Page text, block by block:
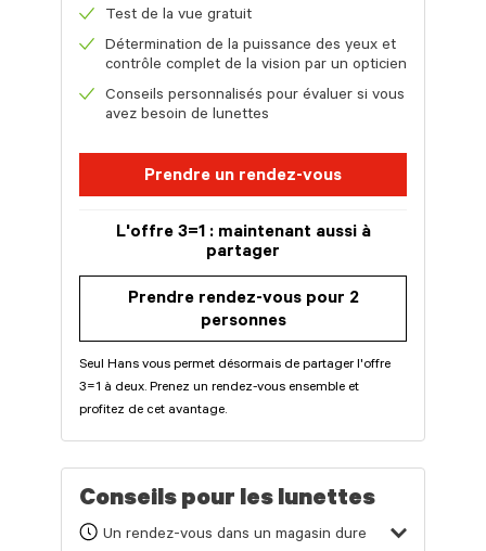
Test de la vue gratuit
Détermination de la puissance des yeux et
contrôle complet de la vision par un opticien
Conseils personnalisés pour évaluer si vous
avez besoin de lunettes
Prendre un rendez-vous
L'offre 3=1 : maintenant aussi à
partager
Prendre rendez-vous pour 2
personnes
Seul Hans vous permet désormais de partager l'offre
3=1 à deux. Prenez un rendez-vous ensemble et
profitez de cet avantage.
Conseils pour les lunettes
Un rendez-vous dans un magasin dure